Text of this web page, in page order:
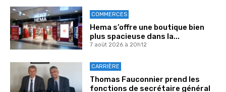
COMMERCES
Hema s’offre une boutique bien
plus spacieuse dans la...
7 août 2026 à 20h12
CARRIÈRE
Thomas Fauconnier prend les
fonctions de secrétaire général